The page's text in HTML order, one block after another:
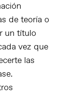
de teoría o
un título
vez que
las